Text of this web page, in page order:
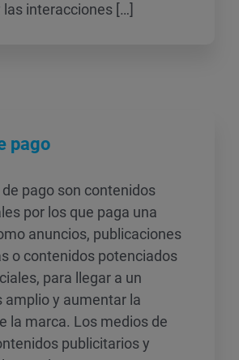
interacciones […]
pago
pago son contenidos
por los que paga una
anuncios, publicaciones
o contenidos potenciados
para llegar a un
amplio y aumentar la
la marca. Los medios de
publicitarios y